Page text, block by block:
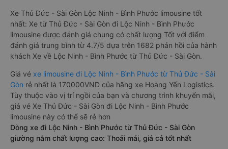
Xe Thủ Đức - Sài Gòn Lộc Ninh - Bình Phước limousine tốt
nhất: Xe từ Thủ Đức - Sài Gòn đi Lộc Ninh - Bình Phước
limousine được đánh giá chung có chất lượng Tốt với điểm
đánh giá trung bình từ 4.7/5 dựa trên 1682 phản hồi của hành
khách Xe về Lộc Ninh - Bình Phước từ Thủ Đức - Sài Gòn.
Giá vé xe limousine đi Lộc Ninh - Bình Phước từ Thủ Đức - Sài
Gòn rẻ nhất là 170000VND của hãng xe Hoàng Yến Logistics.
Tùy thuộc vào vị trí ngồi của bạn và chương trình khuyến mãi,
giá vé Xe Thủ Đức - Sài Gòn đi Lộc Ninh - Bình Phước
limousine này có thể sẽ rẻ hơn
Dòng xe đi Lộc Ninh - Bình Phước từ Thủ Đức - Sài Gòn
giường nằm chất lượng cao: Thoải mái, giá cả tốt nhất